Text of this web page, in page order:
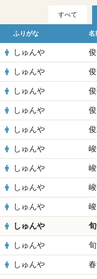
すべて
ふりがな 名
しゅんや
しゅんや
しゅんや
しゅんや
しゅんや
しゅんや
しゅんや
しゅんや
しゅんや
しゅんや
しゅんや
しゅんや